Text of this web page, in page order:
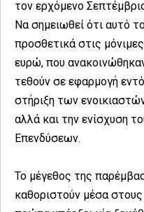
τον ερχόμενο
Να σημειωθεί ότι αυτό
προσθετικά στις
ευρώ, που
τεθούν σε εφαρμογή
στήριξη των
αλλά και την ενίσχυση
Επενδύσεων.
Το μέγεθος της
καθοριστούν μέσα